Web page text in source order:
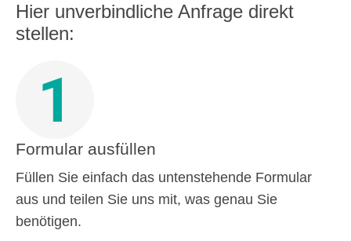
Hier unverbindliche Anfrage direkt
stellen:
1
Formular ausfüllen
Füllen Sie einfach das untenstehende Formular
aus und teilen Sie uns mit, was genau Sie
benötigen.